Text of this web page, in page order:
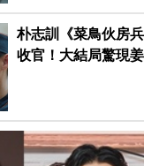
朴志訓《菜鳥伙房
收官！大結局驚現